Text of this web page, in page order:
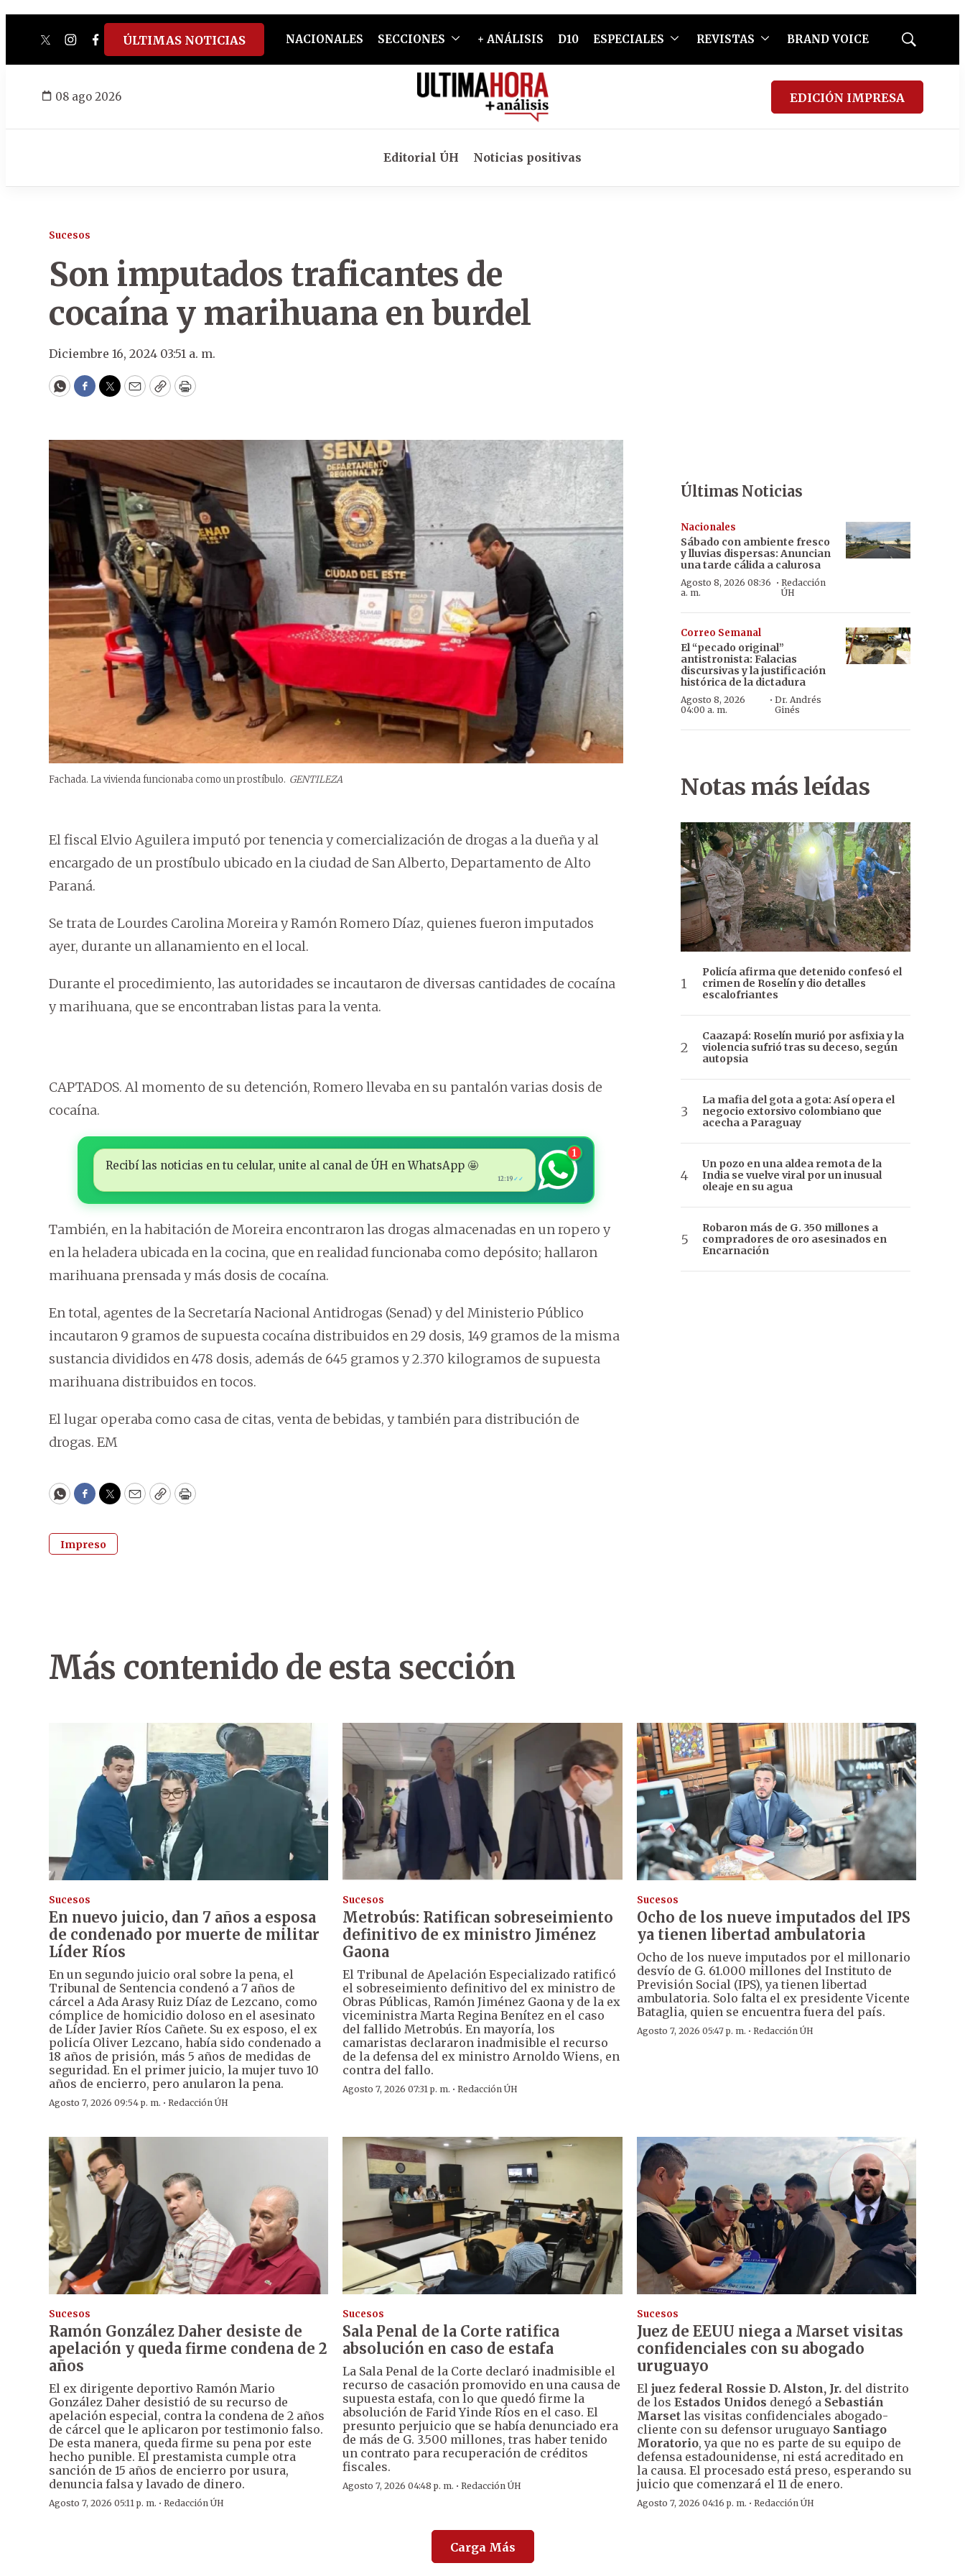
twitterinstagram
facebook
tiktokyoutube
spotify
ÚLTIMAS NOTICIAS NACIONALES SECCIONES + ANÁLISIS D10 ESPECIALES REVISTAS BRAND VOICE
Mostrar
08 ago 2026 EDICIÓN IMPRESA
Editorial ÚH Noticias positivas
Sucesos
Son imputados traficantes de
cocaína y marihuana en burdel
Diciembre 16, 2024 03:51 a. m.
WhatsApp
Facebook
Twitter
EmailCopyPrint
Fachada. La vivienda funcionaba como un prostíbulo. GENTILEZA
El fiscal Elvio Aguilera imputó por tenencia y comercialización de drogas a la dueña y al
encargado de un prostíbulo ubicado en la ciudad de San Alberto, Departamento de Alto
Paraná.
Se trata de Lourdes Carolina Moreira y Ramón Romero Díaz, quienes fueron imputados
ayer, durante un allanamiento en el local.
Durante el procedimiento, las autoridades se incautaron de diversas cantidades de cocaína
y marihuana, que se encontraban listas para la venta.
CAPTADOS. Al momento de su detención, Romero llevaba en su pantalón varias dosis de
cocaína.
Recibí las noticias en tu celular, unite al canal de ÚH en WhatsApp 🤩
12:19 ✓✓
1
También, en la habitación de Moreira encontraron las drogas almacenadas en un ropero y
en la heladera ubicada en la cocina, que en realidad funcionaba como depósito; hallaron
marihuana prensada y más dosis de cocaína.
En total, agentes de la Secretaría Nacional Antidrogas (Senad) y del Ministerio Público
incautaron 9 gramos de supuesta cocaína distribuidos en 29 dosis, 149 gramos de la misma
sustancia divididos en 478 dosis, además de 645 gramos y 2.370 kilogramos de supuesta
marihuana distribuidos en tocos.
El lugar operaba como casa de citas, venta de bebidas, y también para distribución de
drogas. EM
WhatsApp
Facebook
Twitter
EmailCopyPrint
Impreso
Últimas Noticias
Nacionales
Sábado con ambiente fresco
y lluvias dispersas: Anuncian
una tarde cálida a calurosa
Agosto 8, 2026 08:36
a. m.
·Redacción
ÚH
Correo Semanal
El “pecado original”
antistronista: Falacias
discursivas y la justificación
histórica de la dictadura
Agosto 8, 2026
04:00 a. m.
·Dr. Andrés
Ginés
Notas más leídas
Policía afirma que detenido confesó el
crimen de Roselín y dio detalles
escalofriantes
Caazapá: Roselín murió por asfixia y la
violencia sufrió tras su deceso, según
autopsia
La mafia del gota a gota: Así opera el
negocio extorsivo colombiano que
acecha a Paraguay
Un pozo en una aldea remota de la
India se vuelve viral por un inusual
oleaje en su agua
Robaron más de G. 350 millones a
compradores de oro asesinados en
Encarnación
Más contenido de esta sección
Sucesos
En nuevo juicio, dan 7 años a esposa
de condenado por muerte de militar
Líder Ríos
En un segundo juicio oral sobre la pena, el
Tribunal de Sentencia condenó a 7 años de
cárcel a Ada Arasy Ruiz Díaz de Lezcano, como
cómplice de homicidio doloso en el asesinato
de Líder Javier Ríos Cañete. Su ex esposo, el ex
policía Oliver Lezcano, había sido condenado a
18 años de prisión, más 5 años de medidas de
seguridad. En el primer juicio, la mujer tuvo 10
años de encierro, pero anularon la pena.
Agosto 7, 2026 09:54 p. m. · Redacción ÚH
Sucesos
Metrobús: Ratifican sobreseimiento
definitivo de ex ministro Jiménez
Gaona
El Tribunal de Apelación Especializado ratificó
el sobreseimiento definitivo del ex ministro de
Obras Públicas, Ramón Jiménez Gaona y de la ex
viceministra Marta Regina Benítez en el caso
del fallido Metrobús. En mayoría, los
camaristas declararon inadmisible el recurso
de la defensa del ex ministro Arnoldo Wiens, en
contra del fallo.
Agosto 7, 2026 07:31 p. m. ·Redacción ÚH
Sucesos
Ocho de los nueve imputados del IPS
ya tienen libertad ambulatoria
Ocho de los nueve imputados por el millonario
desvío de G. 61.000 millones del Instituto de
Previsión Social (IPS), ya tienen libertad
ambulatoria. Solo falta el ex presidente Vicente
Bataglia, quien se encuentra fuera del país.
Agosto 7, 2026 05:47 p. m. · Redacción ÚH
Sucesos
Ramón González Daher desiste de
apelación y queda firme condena de 2
años
El ex dirigente deportivo Ramón Mario
González Daher desistió de su recurso de
apelación especial, contra la condena de 2 años
de cárcel que le aplicaron por testimonio falso.
De esta manera, queda firme su pena por este
hecho punible. El prestamista cumple otra
sanción de 15 años de encierro por usura,
denuncia falsa y lavado de dinero.
Agosto 7, 2026 05:11 p. m. · Redacción ÚH
Sucesos
Sala Penal de la Corte ratifica
absolución en caso de estafa
La Sala Penal de la Corte declaró inadmisible el
recurso de casación promovido en una causa de
supuesta estafa, con lo que quedó firme la
absolución de Farid Yinde Ríos en el caso. El
presunto perjuicio que se había denunciado era
de más de G. 3.500 millones, tras haber tenido
un contrato para recuperación de créditos
fiscales.
Agosto 7, 2026 04:48 p. m. ·Redacción ÚH
Sucesos
Juez de EEUU niega a Marset visitas
confidenciales con su abogado
uruguayo
El juez federal Rossie D. Alston, Jr.del distrito
de los Estados Unidos denegó a Sebastián
Marsetlas visitas confidenciales abogado-
cliente con su defensor uruguayo Santiago
Moratorio, ya que no es parte de su equipo de
defensa estadounidense, ni está acreditado en
la causa. El procesado está preso, esperando su
juicio que comenzará el 11 de enero.
Agosto 7, 2026 04:16 p. m. · Redacción ÚH
Carga Más